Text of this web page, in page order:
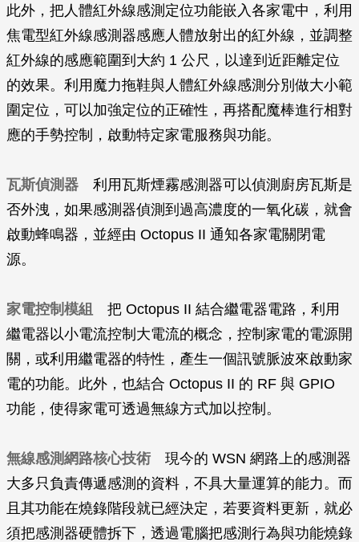
此外，把人體紅外線感測定位功能嵌入各家電中，利用
焦電型紅外線感測器感應人體放射出的紅外線，並調整
紅外線的感應範圍到大約 1 公尺，以達到近距離定位
的效果。利用魔力拖鞋與人體紅外線感測分別做大小範
圍定位，可以加強定位的正確性，再搭配魔棒進行相對
應的手勢控制，啟動特定家電服務與功能。
瓦斯偵測器 利用瓦斯煙霧感測器可以偵測廚房瓦斯是
否外洩，如果感測器偵測到過高濃度的一氧化碳，就會
啟動蜂鳴器，並經由 Octopus II 通知各家電關閉電
源。
家電控制模組
把 Octopus II 結合繼電器電路，利用
繼電器以小電流控制大電流的概念，控制家電的電源開
關，或利用繼電器的特性，產生一個訊號脈波來啟動家
電的功能。此外，也結合 Octopus II 的 RF 與 GPIO
功能，使得家電可透過無線方式加以控制。
無線感測網路核心技術 現今的 WSN 網路上的感測器
大多只負責傳遞感測的資料，不具大量運算的能力。而
且其功能在燒錄階段就已經決定，若要資料更新，就必
須把感測器硬體拆下，透過電腦把感測行為與功能燒錄